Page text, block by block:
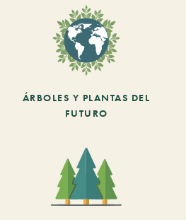
ÁRBOLES Y PLANTAS DEL
FUTURO